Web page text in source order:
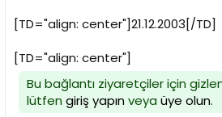
[TD="align: center"]21.12.2003[/TD]
[TD="align: center"]
Bu bağlantı ziyaretçiler için
lütfen giriş yapınveya üye olun.